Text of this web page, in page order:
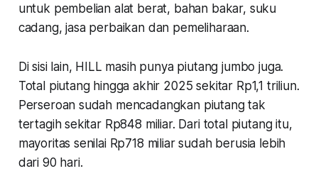
untuk pembelian alat berat, bahan bakar, suku
cadang, jasa perbaikan dan pemeliharaan.
Di sisi lain, HILL masih punya piutang jumbo juga.
Total piutang hingga akhir 2025 sekitar Rp1,1 triliun.
Perseroan sudah mencadangkan piutang tak
tertagih sekitar Rp848 miliar. Dari total piutang itu,
mayoritas senilai Rp718 miliar sudah berusia lebih
dari 90 hari.